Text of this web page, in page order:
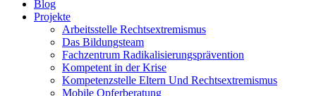
Blog
Projekte
Arbeitsstelle Rechtsextremismus
Das Bildungsteam
Fachzentrum Radikalisierungsprävention
Kompetent in der Krise
Kompetenzstelle Eltern Und Rechtsextremismus
Mobile Opferberatung